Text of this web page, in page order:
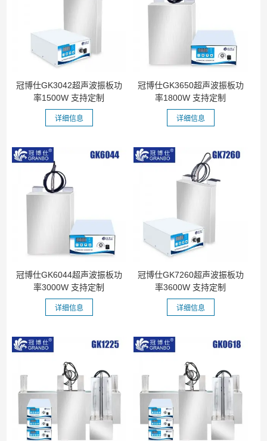
冠博仕GK3042超声波振板功
率1500W 支持定制
详细信息
冠博仕GK3650超声波振板功
率1800W 支持定制
详细信息
冠博仕GK6044超声波振板功
率3000W 支持定制
详细信息
冠博仕GK7260超声波振板功
率3600W 支持定制
详细信息